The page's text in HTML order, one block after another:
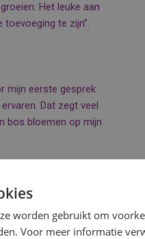
Het leuke aan
te zijn”.
mijn eerste gesprek
Dat zegt veel
bos bloemen op mijn
heel
worden gebruikt om
Voor meer informatie